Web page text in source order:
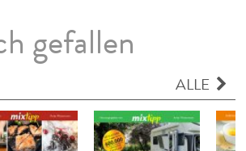
gefallen
ALLE